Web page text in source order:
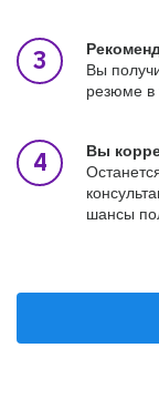
Вы
резюме в
Вы
шансы